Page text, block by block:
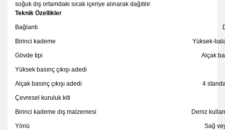
soğuk dış ortamdaki sıcak içeriye alınarak dağıtılır.
Teknik Özellikler
Bağlantı
Birinci kademe
Yüksek-
Gövde tipi
Alçak
Yüksek basınç çıkışı adedi
Alçak basınç çıkışı adedi
4
Çevresel kuruluk kiti
Birinci kademe dış malzemesi
Deniz
Yönü
Sağ